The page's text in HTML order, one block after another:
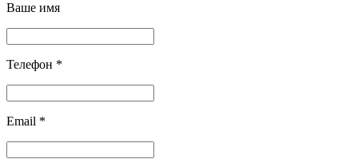
Ваше имя
Телефон *
Email *